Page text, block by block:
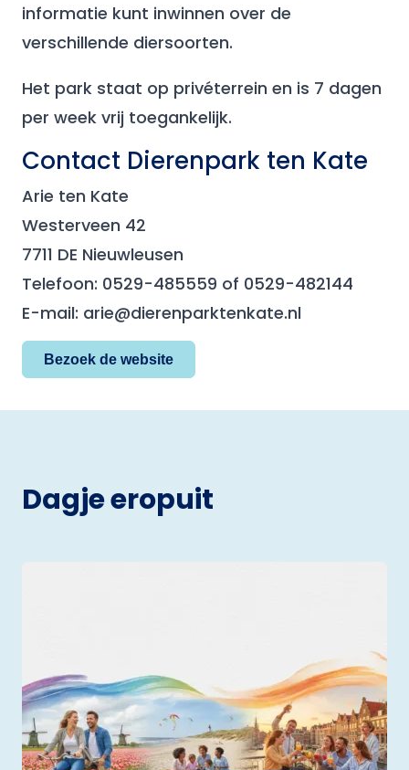
informatie kunt inwinnen over de
verschillende diersoorten.
Het park staat op privéterrein en is 7 dagen
per week vrij toegankelijk.
Contact Dierenpark ten Kate
Arie ten Kate
Westerveen 42
7711 DE Nieuwleusen
Telefoon: 0529-485559 of 0529-482144
E-mail: arie@dierenparktenkate.nl
Bezoek de website
Dagje eropuit